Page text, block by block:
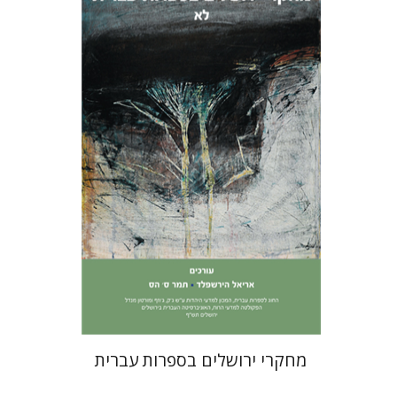
תמר ס' הס אריאל הירשפלד
הנחת אתר ספר מודפס
$30
$27
מחקרי ירושלים בספרות עברית